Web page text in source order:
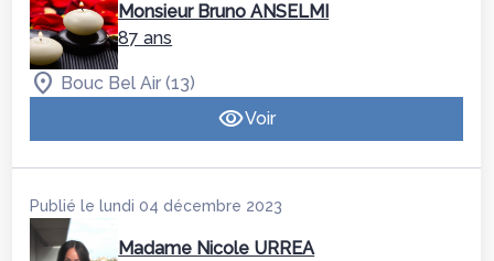
Monsieur Bruno ANSELMI
87 ans
Bouc Bel Air (13)
Voir
Publié le lundi 04 décembre 2023
Madame Nicole URREA